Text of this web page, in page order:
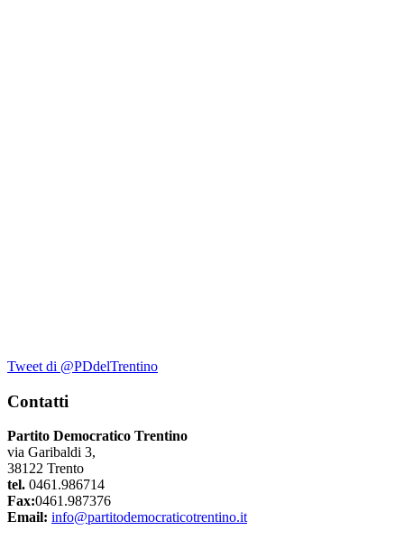
Tweet di @PDdelTrentino
Contatti
Partito Democratico Trentino
via Garibaldi 3,
38122 Trento
tel. 0461.986714
Fax:0461.987376
Email: info@partitodemocraticotrentino.it